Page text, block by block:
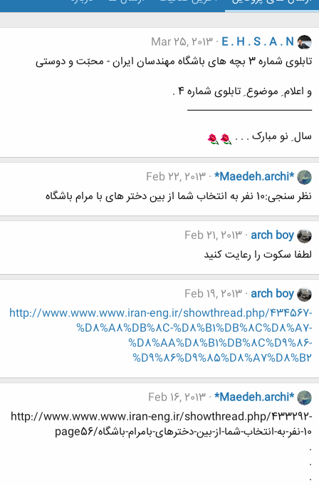
E . H . S . A . N
Mar 25, 2013
تابلوی شماره 3 بچه های باشگاه مهندسان ایران - محبّت و دوستی
و اعلام ِ موضوع ِ تابلوی شماره 4 .
_________________________
سال ِ نو مبارک . . .
*Maedeh.archi*
Feb 22, 2013
نظر سنجی:10 نفر به انتخاب شما از بین دختر های با مرام باشگاه
arch boy
Feb 21, 2013
لطفا سکوت را رعایت کنید
arch boy
Feb 19, 2013
http://www.www.www.iran-eng.ir/showthread.php/434567-
%D8%A8%DB%8C-%D8%B1%DB%8C%D8%A7-
%D8%AA%D8%B1%DB%8C%D9%86-
%D9%86%D9%85%D8%A7%D8%B2
*Maedeh.archi*
Feb 16, 2013
http://www.www.www.iran-eng.ir/showthread.php/433292-
10-نفر-به-انتخاب-شما-از-بین-دخترهای-بامرام-باشگاه/page56
.
.
.